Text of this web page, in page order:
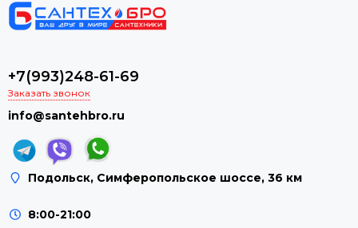
+7(993)248-61-69
Заказать звонок
info@santehbro.ru
Подольск, Симферопольское шоссе, 36 км
8:00-21:00